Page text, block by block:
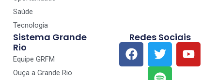
Saúde
Tecnologia
Sistema Grande
Rio
Equipe GRFM
Ouça a Grande Rio
Redes Sociais